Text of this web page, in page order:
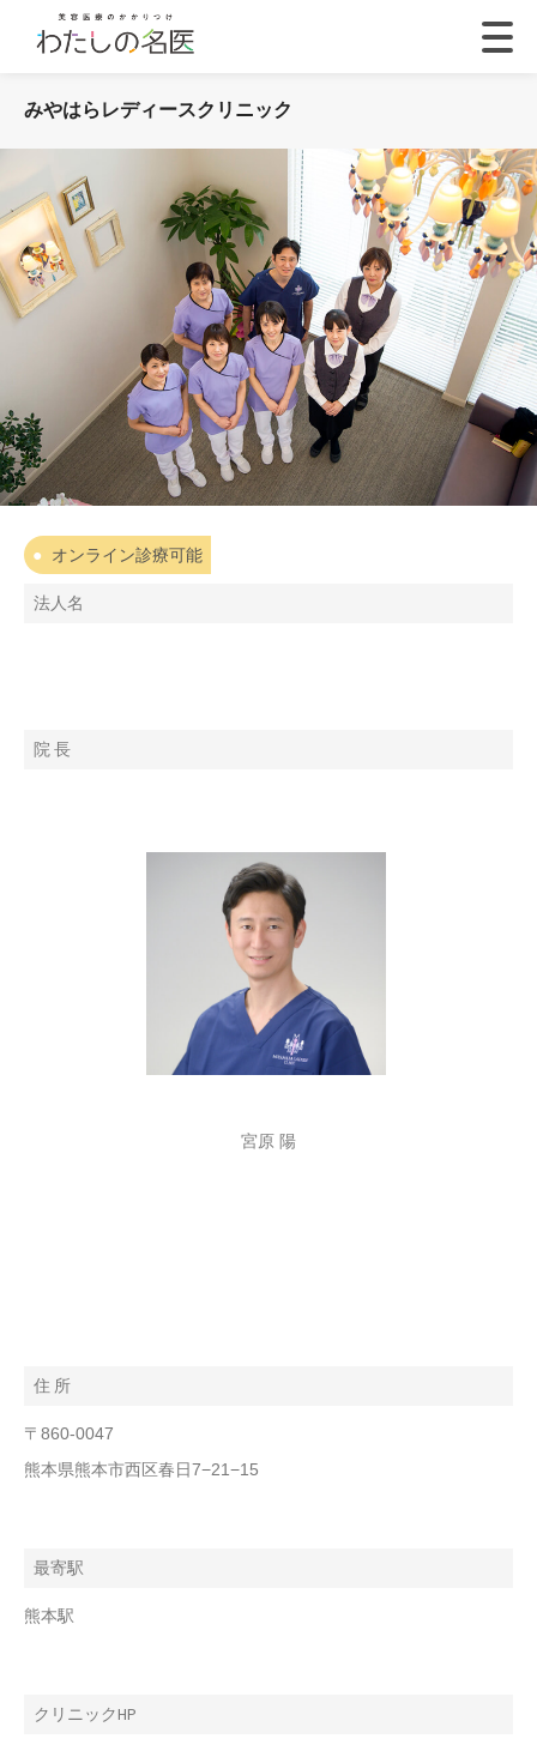
みやはらレディースクリニック
オンライン診療可能
法人名
院 長
宮原 陽
住 所
〒860-0047
熊本県熊本市西区春日7−21−15
最寄駅
熊本駅
クリニックHP